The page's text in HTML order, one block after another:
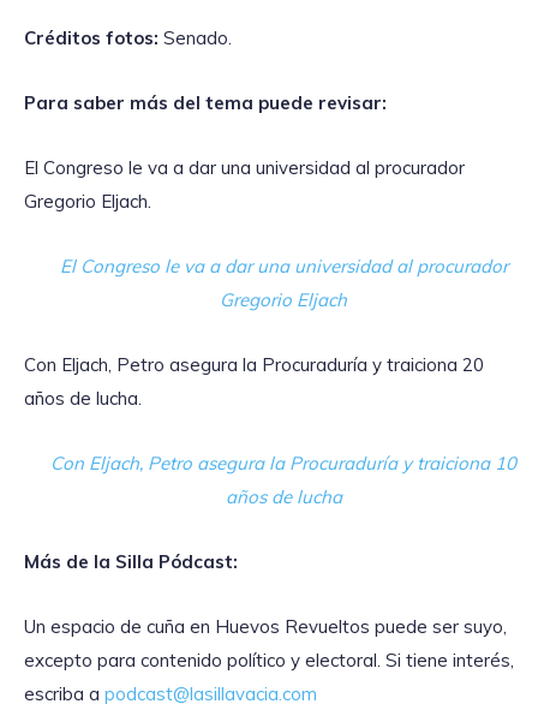
Créditos fotos: Senado.
Para saber más del tema puede revisar:
El Congreso le va a dar una universidad al procurador
Gregorio Eljach.
El Congreso le va a dar una universidad al procurador
Gregorio Eljach
Con Eljach, Petro asegura la Procuraduría y traiciona 20
años de lucha.
Con Eljach, Petro asegura la Procuraduría y traiciona 10
años de lucha
Más de la Silla Pódcast:
Un espacio de cuña en Huevos Revueltos puede ser suyo,
excepto para contenido político y electoral. Si tiene interés,
escriba a podcast@lasillavacia.com